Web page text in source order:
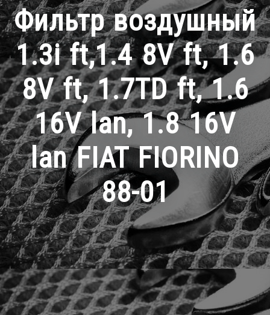
Фильтр воздушный
1.3i ft,1.4 8V ft, 1.6
8V ft, 1.7TD ft, 1.6
16V lan, 1.8 16V
lan FIAT FIORINO
88-01